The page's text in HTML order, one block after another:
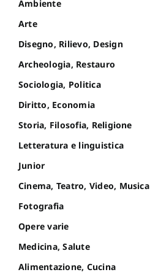
Ambiente
Arte
Disegno, Rilievo, Design
Archeologia, Restauro
Sociologia, Politica
Diritto, Economia
Storia, Filosofia, Religione
Letteratura e linguistica
Junior
Cinema, Teatro, Video, Musica
Fotografia
Opere varie
Medicina, Salute
Alimentazione, Cucina